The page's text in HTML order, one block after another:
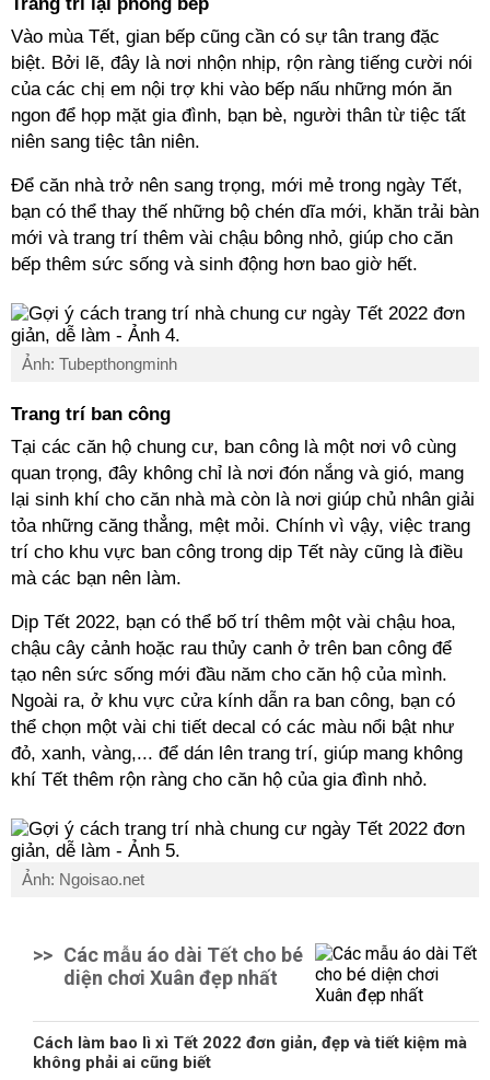
Vào mùa Tết, gian bếp cũng cần có sự tân trang đặc
biệt. Bởi lẽ, đây là nơi nhộn nhịp, rộn ràng tiếng cười nói
của các chị em nội trợ khi vào bếp nấu những món ăn
ngon để họp mặt gia đình, bạn bè, người thân từ tiệc tất
niên sang tiệc tân niên.
Để căn nhà trở nên sang trọng, mới mẻ trong ngày Tết,
bạn có thể thay thế những bộ chén dĩa mới, khăn trải bàn
mới và trang trí thêm vài chậu bông nhỏ, giúp cho căn
bếp thêm sức sống và sinh động hơn bao giờ hết.
Ảnh: Tubepthongminh
Trang trí ban công
Tại các căn hộ chung cư, ban công là một nơi vô cùng
quan trọng, đây không chỉ là nơi đón nắng và gió, mang
lại sinh khí cho căn nhà mà còn là nơi giúp chủ nhân giải
tỏa những căng thẳng, mệt mỏi. Chính vì vậy, việc trang
trí cho khu vực ban công trong dịp Tết này cũng là điều
mà các bạn nên làm.
Dịp Tết 2022, bạn có thể bố trí thêm một vài chậu hoa,
chậu cây cảnh hoặc rau thủy canh ở trên ban công để
tạo nên sức sống mới đầu năm cho căn hộ của mình.
Ngoài ra, ở khu vực cửa kính dẫn ra ban công, bạn có
thể chọn một vài chi tiết decal có các màu nổi bật như
đỏ, xanh, vàng,... để dán lên trang trí, giúp mang không
khí Tết thêm rộn ràng cho căn hộ của gia đình nhỏ.
Ảnh: Ngoisao.net
>> Các mẫu áo dài Tết cho bé
diện chơi Xuân đẹp nhất
Cách làm bao lì xì Tết 2022 đơn giản, đẹp và tiết kiệm mà
không phải ai cũng biết